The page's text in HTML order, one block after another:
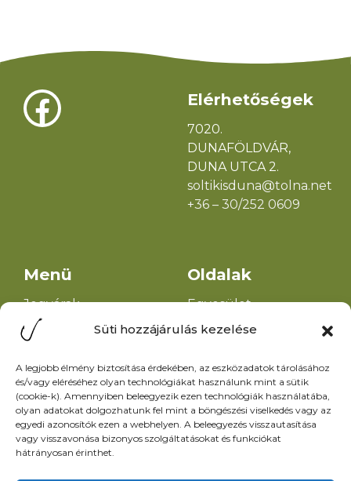
A legjobb élmény biztosítása érdekében, az eszközadatok tárolásához
és/vagy eléréséhez olyan technológiákat használunk mint a sütik
(cookie-k). Amennyiben beleegyezik ezen technológiák használatába,
olyan adatokat dolgozhatunk fel mint a böngészési viselkedés vagy az
egyedi azonosítók ezen a webhelyen. A beleegyezés visszautasítása
vagy visszavonása bizonyos szolgáltatásokat és funkciókat
Tiltás
FacebookElérhetőségek
7020.
DUNAFÖLDVÁR,
DUNA UTCA 2.
soltikisduna@tolna.net
+36 – 30/252 0609
Menü
Jegyárak
Hírek
Események
Információk
Kapcsolat
Oldalak
Egyesület
alapszabálya
Adatkezelési
tájékoztató
Impresszum